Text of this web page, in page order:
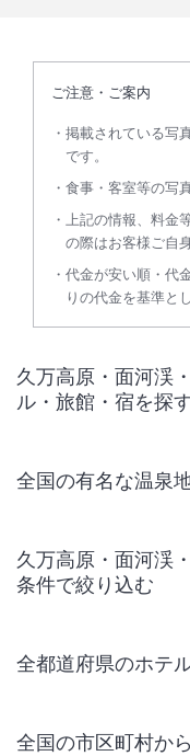
ご注意・ご案内
掲載されている写
です。
食事・客室等の写
上記の情報、料金
の際はお客様ご自
代金が安い順・代
りの代金を基準と
久万高原・面河渓
ル・旅館・宿を探
全国の有名な温泉
久万高原・面河渓
条件で絞り込む
全都道府県のホテ
全国の市区町村か